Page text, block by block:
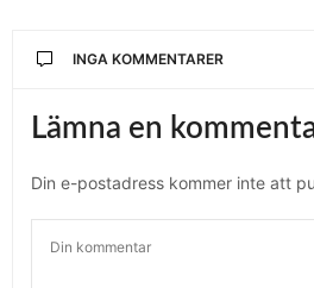
INGA KOMMENTARER
Lämna en
Din e-postadress kommer inte att